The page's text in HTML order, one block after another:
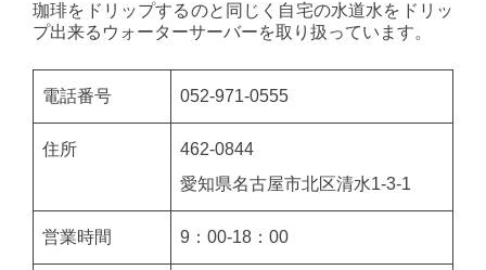
珈琲をドリップするのと同じく自宅の水道水をドリッ
プ出来るウォーターサーバーを取り扱っています。
電話番号 052-971-0555
住所
462-0844
愛知県名古屋市北区清水1-3-1
営業時間 9：00-18：00